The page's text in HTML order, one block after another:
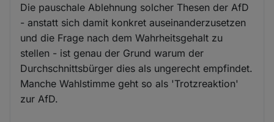
Die pauschale Ablehnung solcher Thesen der AfD
- anstatt sich damit konkret auseinanderzusetzen
und die Frage nach dem Wahrheitsgehalt zu
stellen - ist genau der Grund warum der
Durchschnittsbürger dies als ungerecht empfindet.
Manche Wahlstimme geht so als 'Trotzreaktion'
zur AfD.